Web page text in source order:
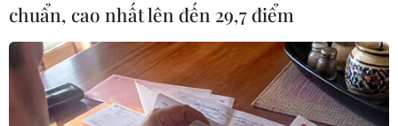
chuẩn, cao nhất lên đến 29,7 điểm